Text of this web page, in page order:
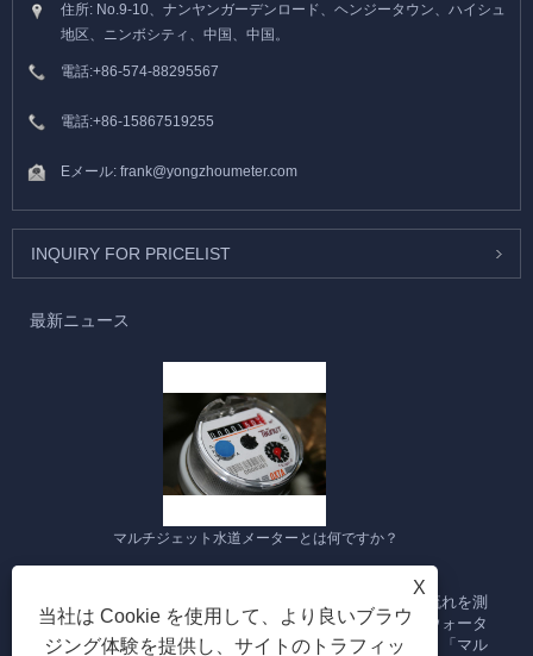
住所: No.9-10、ナンヤンガーデンロード、ヘンジータウン、ハイシュ
地区、ニンボシティ、中国、中国。
電話:+86-574-88295567
電話:+86-15867519255
Eメール: frank@yongzhoumeter.com
INQUIRY FOR PRICELIST
最新ニュース
マルチジェット水道メーターとは何ですか？
マルチジェット水道メーターは、パイプラインを通る水の流れを測
定するように設計された水道メーターの一種です。複数のウォータ
ージェットまたは水流を使用して水の流量を測定するため、「マル
X
当社は Cookie を使用して、より良いブラウ
ジング体験を提供し、サイトのトラフィッ